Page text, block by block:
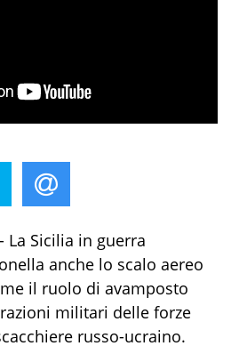
- La Sicilia in guerra
anche lo scalo aereo
il ruolo di avamposto
militari delle forze
russo-ucraino.